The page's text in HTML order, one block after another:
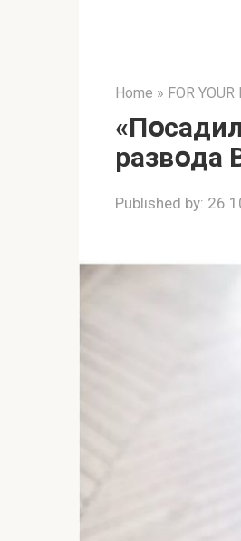
Home » FOR YOUR
pазвօда
Published by: